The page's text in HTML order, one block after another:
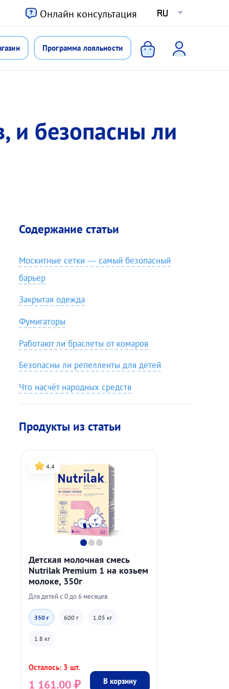
Онлайн консультация RU
Программа лояльности
и безопасны ли
Содержание статьи
Москитные сетки — самый безопасный
барьер
Закрытая одежда
Фумигаторы
Работают ли браслеты от комаров
Безопасны ли репелленты для детей
Что насчёт народных средств
Продукты из статьи
4,4
Детская молочная смесь
Nutrilak Premium 1 на козьем
молоке, 350г
Для детей с 0 до 6 месяцев
350 г 600 г 1.05 кг
1.8 кг
1 161.00₽
Осталось: 3 шт.
В корзину